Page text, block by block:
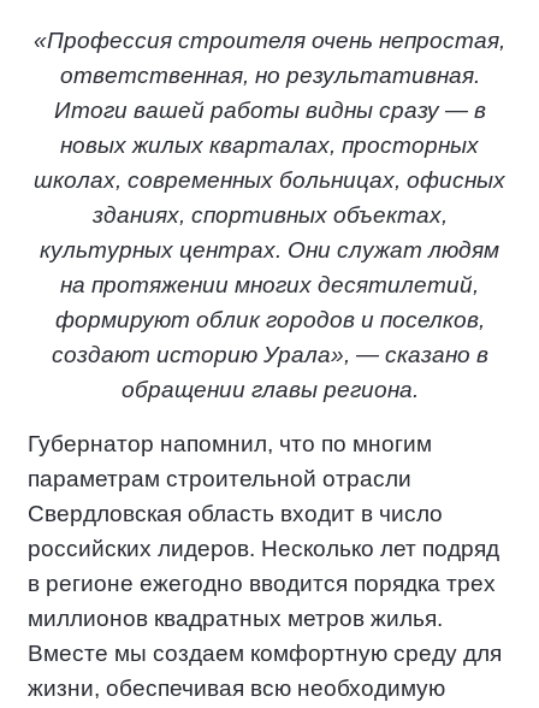
«Профессия строителя очень непростая,
ответственная, но результативная.
Итоги вашей работы видны сразу — в
новых жилых кварталах, просторных
школах, современных больницах, офисных
зданиях, спортивных объектах,
культурных центрах. Они служат людям
на протяжении многих десятилетий,
формируют облик городов и поселков,
создают историю Урала», — сказано в
обращении главы региона.
Губернатор напомнил, что по многим
параметрам строительной отрасли
Свердловская область входит в число
российских лидеров. Несколько лет подряд
в регионе ежегодно вводится порядка трех
миллионов квадратных метров жилья.
Вместе мы создаем комфортную среду для
жизни, обеспечивая всю необходимую